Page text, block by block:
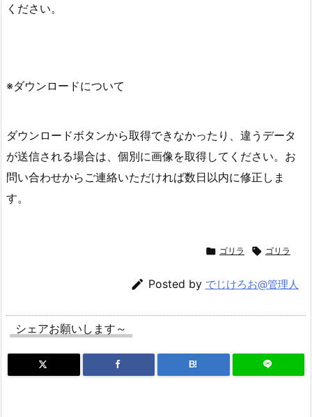
ください。
※ダウンロードについて
ダウンロードボタンから取得できなかったり、違うデータ
が送信される場合は、個別に画像を取得してください。お
問い合わせからご連絡いただければ数日以内に修正しま
す。
 ゴリラ  ゴリラ
 Posted by でじけろお@管理人
シェアお願いします～
B!